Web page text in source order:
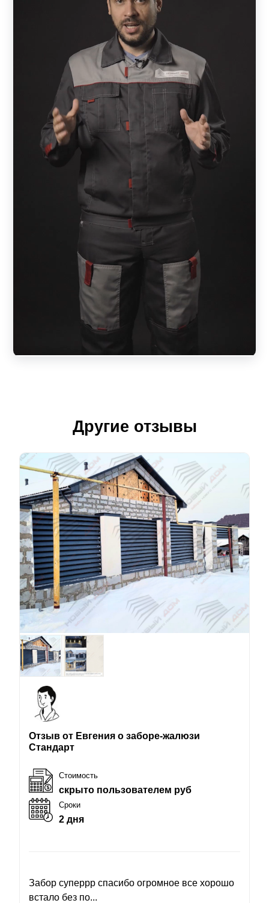
Другие отзывы
Отзыв от Евгения о заборе-жалюзи
Стандарт
Стоимость
скрыто пользователем руб
Сроки
2 дня
Забор суперрр спасибо огромное все хорошо
встало без по...